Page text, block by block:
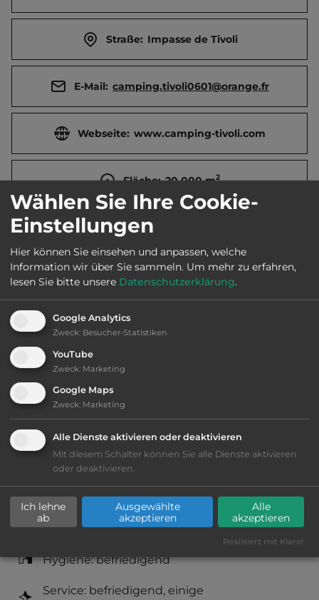
Straße: Impasse de Tivoli
E-Mail: camping.tivoli0601@orange.fr
Webseite: www.camping-tivoli.com
Fläche: 20.000m2
Öffnungszeiten:
Telefon: 0033 4 66653110
Ausstattung
Lage: schön
Platzeinrichtung: befriedigend
Geräuschkulisse: überwiegend ruhig
Hygiene: befriedigend
Service: befriedigend, einige
Wählen Sie Ihre Cookie-
Einstellungen
Hier können Sie einsehen und anpassen, welche
Information wir über Sie sammeln. Um mehr zu erfahren,
lesen Sie bitte unsere Datenschutzerklärung.
Google Analytics
Zweck: Besucher-Statistiken
YouTube
Zweck: Marketing
Google Maps
Zweck: Marketing
Alle Dienste aktivieren oder deaktivieren
Mit diesem Schalter können Sie alle Dienste aktivieren
oder deaktivieren.
Ich lehne
ab
Ausgewählte
akzeptieren
Alle
akzeptieren
Realisiert mit Klaro!